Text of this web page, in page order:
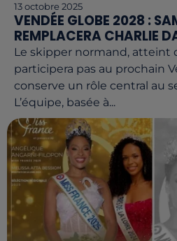
13 octobre 2025
VENDÉE GLOBE 2028 :
REMPLACERA CHARLIE
Le skipper normand, atteint
participera pas au prochain
conserve un rôle central au
L’équipe, basée à...